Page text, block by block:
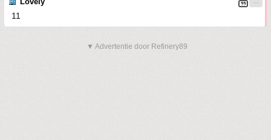
11
▼ Advertentie door Refinery89